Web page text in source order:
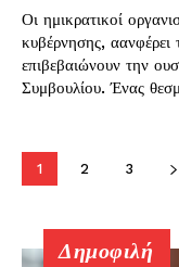
Οι ημικρατικοί
κυβέρνησης, αανφέρει το ΑΚΕΛ. Οι
επιβεβαιώνουν την
Συμβουλίου. Ένας
1 2 3
Δημοφιλή